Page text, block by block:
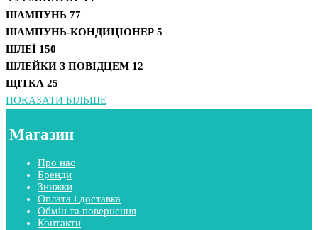
ШАМПУНЬ 77
ШАМПУНЬ-КОНДИЦІОНЕР 5
ШЛЕЇ 150
ШЛЕЙКИ З ПОВІДЦЕМ 12
ЩІТКА 25
ПОКАЗАТИ БІЛЬШЕ
Магазин
Про нас
Бренди
Знижки
Оплата і доставка
Обмін та повернення
Контакти